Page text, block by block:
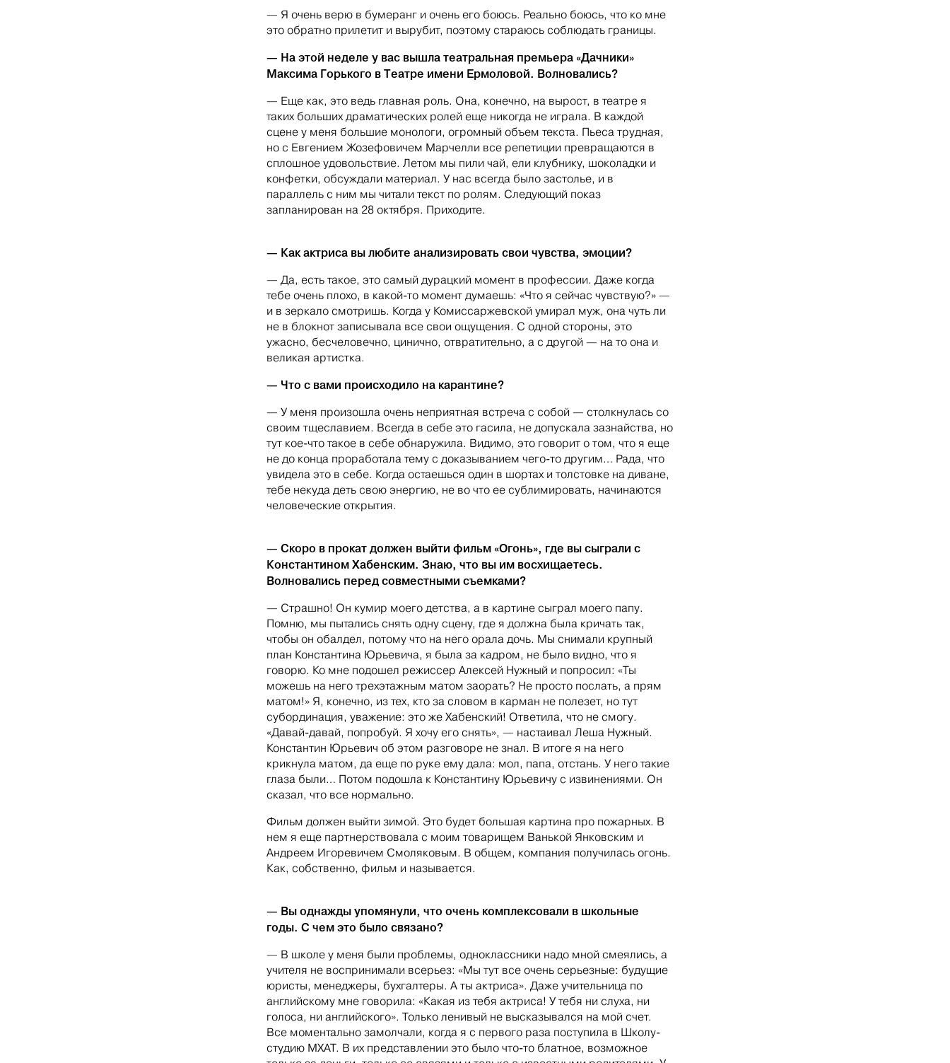
— Я очень верю в бумеранг и очень его боюсь. Реально боюсь, что ко мне
это обратно прилетит и вырубит, поэтому стараюсь соблюдать границы.
— На этой неделе у вас вышла театральная премьера «Дачники»
Максима Горького в Театре имени Ермоловой. Волновались?
— Еще как, это ведь главная роль. Она, конечно, на вырост, в театре я
таких больших драматических ролей еще никогда не играла. В каждой
сцене у меня большие монологи, огромный объем текста. Пьеса трудная,
но с Евгением Жозефовичем Марчелли все репетиции превращаются в
сплошное удовольствие. Летом мы пили чай, ели клубнику, шоколадки и
конфетки, обсуждали материал. У нас всегда было застолье, и в
параллель с ним мы читали текст по ролям. Следующий показ
запланирован на 28 октября. Приходите.
— Как актриса вы любите анализировать свои чувства, эмоции?
— Да, есть такое, это самый дурацкий момент в профессии. Даже когда
тебе очень плохо, в какой-то момент думаешь: «Что я сейчас чувствую?» —
и в зеркало смотришь. Когда у Комиссаржевской умирал муж, она чуть ли
не в блокнот записывала все свои ощущения. С одной стороны, это
ужасно, бесчеловечно, цинично, отвратительно, а с другой — на то она и
великая артистка.
— Что с вами происходило на карантине?
— У меня произошла очень неприятная встреча с собой — столкнулась со
своим тщеславием. Всегда в себе это гасила, не допускала зазнайства, но
тут кое-что такое в себе обнаружила. Видимо, это говорит о том, что я еще
не до конца проработала тему с доказыванием чего-то другим… Рада, что
увидела это в себе. Когда остаешься один в шортах и толстовке на диване,
тебе некуда деть свою энергию, не во что ее сублимировать, начинаются
человеческие открытия.
— Скоро в прокат должен выйти фильм «Огонь», где вы сыграли с
Константином Хабенским. Знаю, что вы им восхищаетесь.
Волновались перед совместными съемками?
— Страшно! Он кумир моего детства, а в картине сыграл моего папу.
Помню, мы пытались снять одну сцену, где я должна была кричать так,
чтобы он обалдел, потому что на него орала дочь. Мы снимали крупный
план Константина Юрьевича, я была за кадром, не было видно, что я
говорю. Ко мне подошел режиссер Алексей Нужный и попросил: «Ты
можешь на него трехэтажным матом заорать? Не просто послать, а прям
матом!» Я, конечно, из тех, кто за словом в карман не полезет, но тут
субординация, уважение: это же Хабенский! Ответила, что не смогу.
«Давай-давай, попробуй. Я хочу его снять», — настаивал Леша Нужный.
Константин Юрьевич об этом разговоре не знал. В итоге я на него
крикнула матом, да еще по руке ему дала: мол, папа, отстань. У него такие
глаза были… Потом подошла к Константину Юрьевичу с извинениями. Он
сказал, что все нормально.
Фильм должен выйти зимой. Это будет большая картина про пожарных. В
нем я еще партнерствовала с моим товарищем Ванькой Янковским и
Андреем Игоревичем Смоляковым. В общем, компания получилась огонь.
Как, собственно, фильм и называется.
— Вы однажды упомянули, что очень комплексовали в школьные
годы. С чем это было связано?
— В школе у меня были проблемы, одноклассники надо мной смеялись, а
учителя не воспринимали всерьез: «Мы тут все очень серьезные: будущие
юристы, менеджеры, бухгалтеры. А ты актриса». Даже учительница по
английскому мне говорила: «Какая из тебя актриса! У тебя ни слуха, ни
голоса, ни английского». Только ленивый не высказывался на мой счет.
Все моментально замолчали, когда я с первого раза поступила в Школу-
студию МХАТ. В их представлении это было что-то блатное, возможное